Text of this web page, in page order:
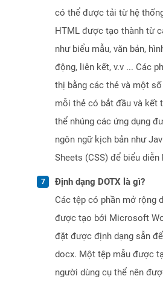
có thể được tải từ hệ
HTML được tạo thành từ
như biểu mẫu, văn bản,
động, liên kết, v.v ... Các
thị bằng các thẻ và một
mỗi thẻ có bắt đầu và kết
thể nhúng các ứng dụng
ngôn ngữ kịch bản như
Sheets (CSS) để biểu
Định dạng DOTX là gì?
Các tệp có phần mở rộng
được tạo bởi Microsoft
đặt được định dạng sẵn
docx. Một tệp mẫu được
người dùng cụ thể nên